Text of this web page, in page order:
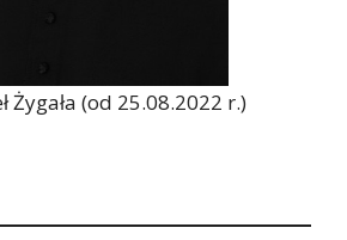
Żygała (od 25.08.2022 r.)